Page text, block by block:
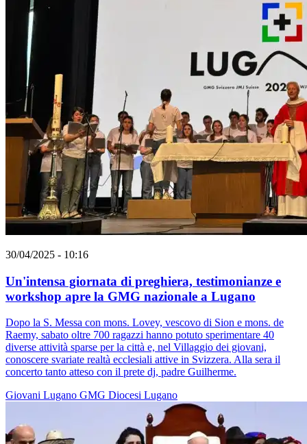
30/04/2025 - 10:16
Un'intensa giornata di preghiera, testimonianze e
workshop apre la GMG nazionale a Lugano
Dopo la S. Messa con mons. Lovey, vescovo di Sion e mons. de
Raemy, sabato oltre 700 ragazzi hanno potuto sperimentare 40
diverse attività sparse per la città e, nel Villaggio dei giovani,
conoscere svariate realtà ecclesiali attive in Svizzera. Alla sera il
concerto tanto atteso con il prete dj, padre Guilherme.
Giovani Lugano GMG Diocesi Lugano